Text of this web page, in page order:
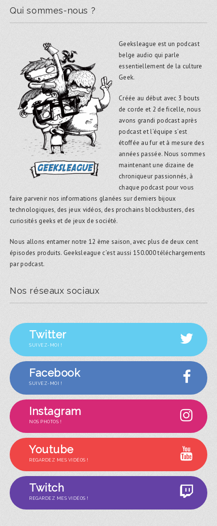
Qui sommes-nous ?
Geeksleague est un podcast
belge audio qui parle
essentiellement de la culture
Geek.
Créée au début avec 3 bouts
de corde et 2 de ficelle, nous
avons grandi podcast après
podcast et l’équipe s’est
étoffée au fur et à mesure des
années passée. Nous sommes
maintenant une dizaine de
chroniqueur passionnés, à
chaque podcast pour vous
faire parvenir nos informations glanées sur derniers bijoux
technologiques, des jeux vidéos, des prochains blockbusters, des
curiosités geeks et de jeux de société.
Nous allons entamer notre 12 ème saison, avec plus de deux cent
épisodes produits. Geeksleague c’est aussi 150.000 téléchargements
par podcast.
Nos réseaux sociaux
Twitter
SUIVEZ-MOI !
Facebook
SUIVEZ-MOI !
Instagram
NOS PHOTOS !
Youtube
REGARDEZ MES VIDÉOS !
Twitch
REGARDEZ MES VIDÉOS !